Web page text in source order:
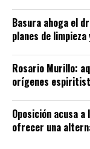
Basura ahoga el
planes de
Rosario Murillo:
orígenes
Oposición acusa
ofrecer una